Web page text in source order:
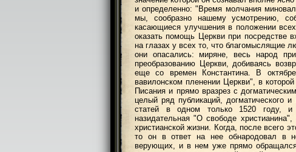
и определенно: "Время молчания
мы, сообразно нашему усмотрению,
касающиеся улучшения в положении
оказать помощь Церкви при посредстве
на глазах у всех то, что благомыслящие
они опасались: миряне, весь народ
преобразованию Церкви, добиваясь
еще со времен Константина. В
вавилонском пленении Церкви", в
Писания и прямо вразрез с
целый ряд публикаций, догматического
статей в одном только 1520 году,
назидательная "О свободе
христианской жизни. Когда, после всего
то он в ответ на нее обнародовал в
верующих, и в нем уже прямо обращался